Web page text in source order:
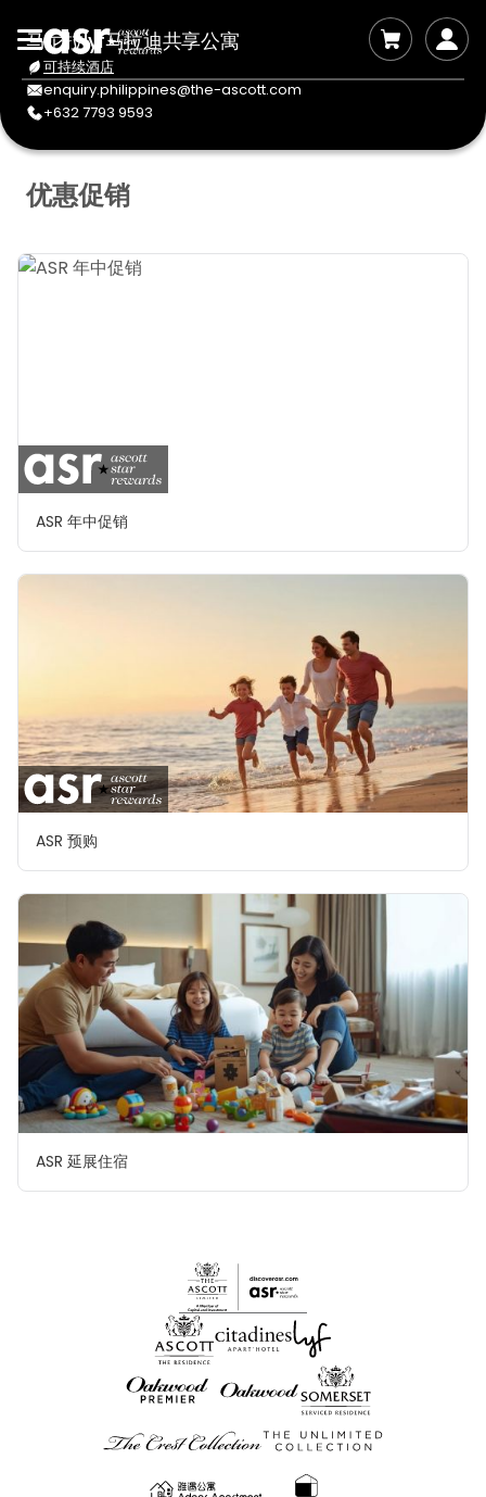
马尼拉lyf马拉迪共享公寓
可持续酒店
enquiry.philippines@the-ascott.com
+632 7793 9593
优惠促销
ASR 年中促销
ASR 预购
ASR 延展住宿